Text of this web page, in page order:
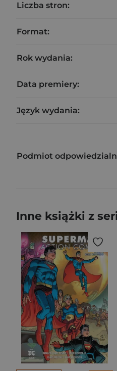
Liczba stron:
Format:
Rok wydania:
Data premiery:
Język wydania:
Podmiot
Inne książki z